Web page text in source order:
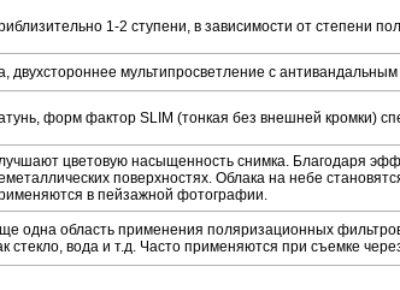
1-2 ступени, в зависимости от степени
двухстороннее мультипросветление с
форм фактор SLIM (тонкая без внешней кромки)
цветовую насыщенность снимка. Благодаря
поверхностях. Облака на небе
в пейзажной фотографии.
одна область применения поляризационных
стекло, вода и т.д. Часто применяются при съемке